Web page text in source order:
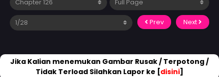
Prev Next
Jika Kalian menemukan Gambar Rusak / Terpotong /
Tidak Terload Silahkan Lapor ke [disini]